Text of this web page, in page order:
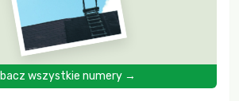
wszystkie numery →